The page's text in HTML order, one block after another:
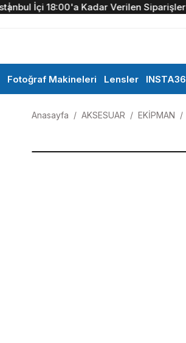
İçi 18:00'a Kadar Verilen Siparişlerde
Fotoğraf Makineleri Lensler
Anasayfa AKSESUAR EKİPMAN